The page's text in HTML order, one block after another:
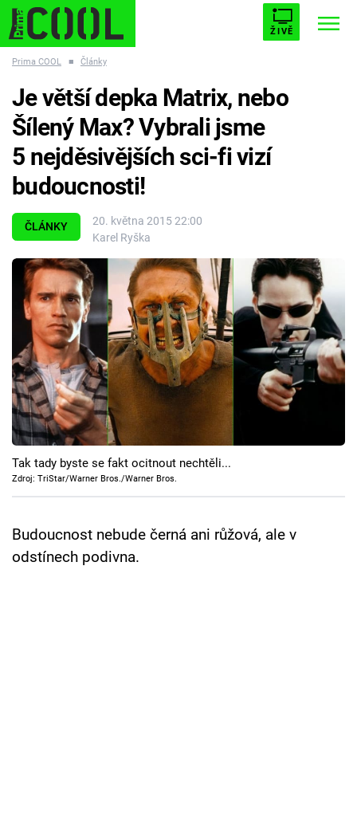
ŽIVĚ
ESCAPE PLNEJ KOTEL AVENGERS 5
Témata
Filmy
Seriály
Hry
Cool Esport
Pořady
TV Program
Přihlášení
Prima COOL ■ Články
ČLÁNKY
20. května 2015 22:00
Karel Ryška
Je větší depka Matrix, nebo
Šílený Max? Vybrali jsme
5 nejděsivějších sci-fi vizí
budoucnosti!
Tak tady byste se fakt ocitnout nechtěli...
Zdroj: TriStar/Warner Bros./Warner Bros.
Budoucnost nebude černá ani růžová, ale v
odstínech podivna.